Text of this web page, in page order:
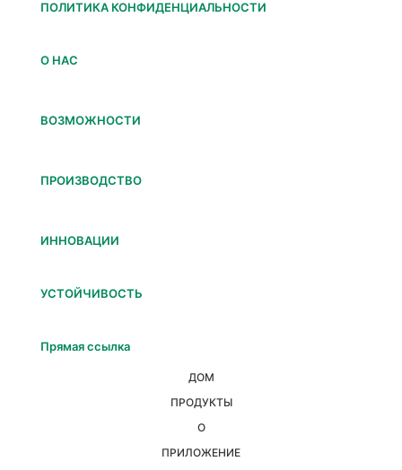
ПОЛИТИКА КОНФИДЕНЦИАЛЬНОСТИ
О НАС
ВОЗМОЖНОСТИ
ПРОИЗВОДСТВО
ИННОВАЦИИ
УСТОЙЧИВОСТЬ
Прямая ссылка
ДОМ
ПРОДУКТЫ
О
ПРИЛОЖЕНИЕ